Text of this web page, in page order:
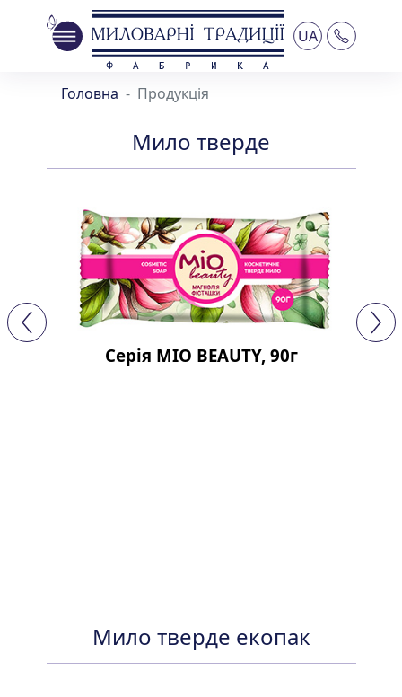
UA
Головна Продукція
Мило тверде
Серія MIO BEAUTY, 90г
Мило тверде екопак